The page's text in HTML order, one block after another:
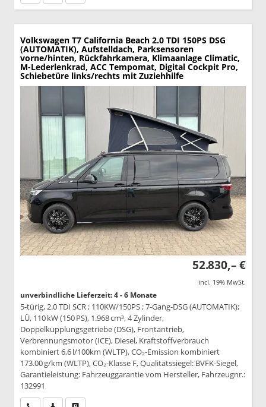
Volkswagen T7 California Beach 2.0 TDI 150PS DSG
(AUTOMATIK), Aufstelldach, Parksensoren
vorne/hinten, Rückfahrkamera, Klimaanlage Climatic,
M-Lederlenkrad, ACC Tempomat, Digital Cockpit Pro,
Schiebetüre links/rechts mit Zuziehhilfe
52.830,– €
incl. 19% MwSt.
unverbindliche Lieferzeit: 4 - 6 Monate
5-türig, 2.0 TDI SCR ; 110KW/150PS ; 7-Gang-DSG (AUTOMATIK);
LÜ, 110 kW (150 PS), 1.968 cm³, 4 Zylinder,
Doppelkupplungsgetriebe (DSG), Frontantrieb,
Verbrennungsmotor (ICE), Diesel, Kraftstoffverbrauch
kombiniert 6,6 l/100km (WLTP), CO₂-Emission kombiniert
173.00 g/km (WLTP), CO₂-Klasse F, Qualitätssiegel: BVFK-Siegel,
Garantieleistung: Fahrzeuggarantie vom Hersteller, Fahrzeugnr.:
132991